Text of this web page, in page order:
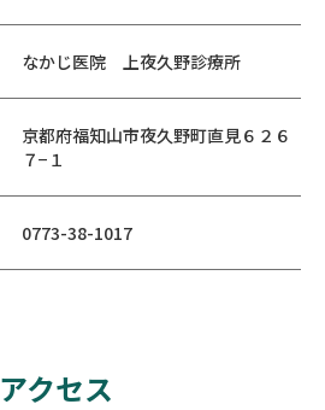
なかじ医院 上夜久野診療所
京都府福知山市夜久野町直見６２６
７−１
0773-38-1017
アクセス